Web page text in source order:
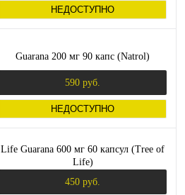
НЕДОСТУПНО
Guarana 200 мг 90 капс (Natrol)
590 руб.
НЕДОСТУПНО
Life Guarana 600 мг 60 капсул (Tree of
Life)
450 руб.